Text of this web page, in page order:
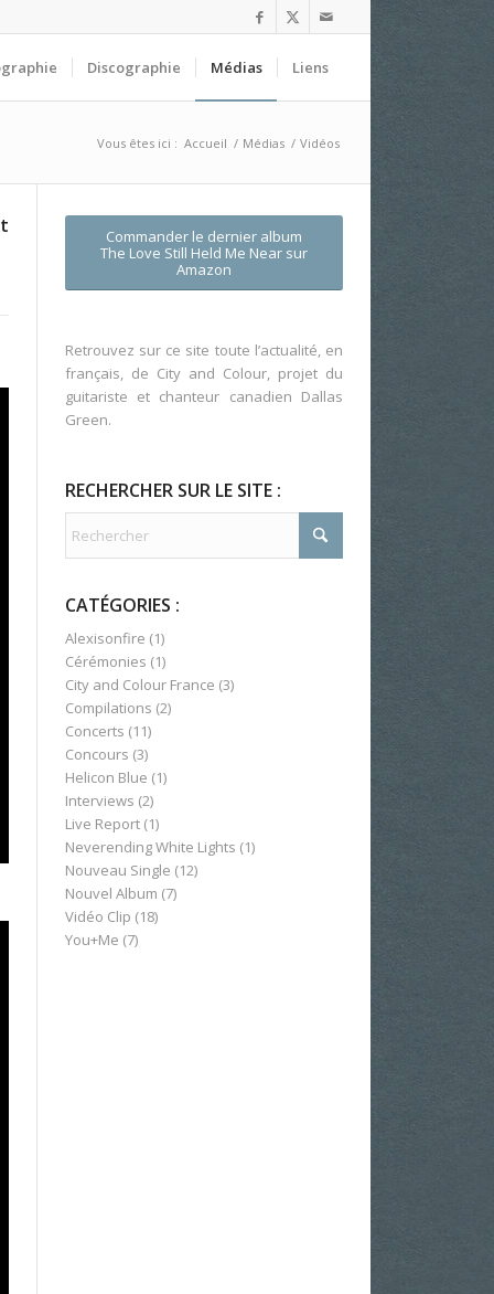
Discographie Médias Liens
Vous êtes ici : Accueil / Médias / Vidéos
Commander le dernier album
The Love Still Held Me Nearsur
Amazon
Retrouvez sur ce site toute l’actualité, en
français, de City and Colour, projet du
guitariste et chanteur canadien Dallas
Green.
RECHERCHER SUR LE SITE :
CATÉGORIES :
Alexisonfire (1)
Cérémonies (1)
City and Colour France (3)
Compilations (2)
Concerts (11)
Concours (3)
Helicon Blue (1)
Interviews (2)
Live Report(1)
Neverending White Lights (1)
Nouveau Single (12)
Nouvel Album (7)
Vidéo Clip (18)
You+Me (7)